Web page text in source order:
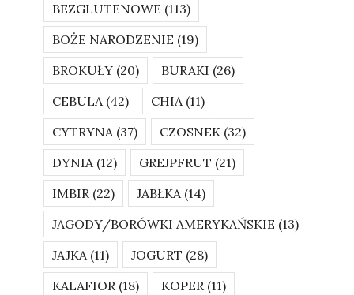
BEZGLUTENOWE (113)
BOŻE NARODZENIE (19)
BROKUŁY (20) BURAKI (26)
CEBULA(42) CHIA(11)
CYTRYNA(37) CZOSNEK (32)
DYNIA(12) GREJPFRUT (21)
IMBIR (22) JABŁKA(14)
JAGODY/BORÓWKI AMERYKAŃSKIE (13)
JAJKA(11) JOGURT (28)
KALAFIOR (18) KOPER (11)